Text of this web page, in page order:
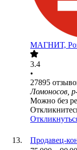
МАГНИТ,
3.4
•
27895
Ломоносов,
Можно без
Продавец-